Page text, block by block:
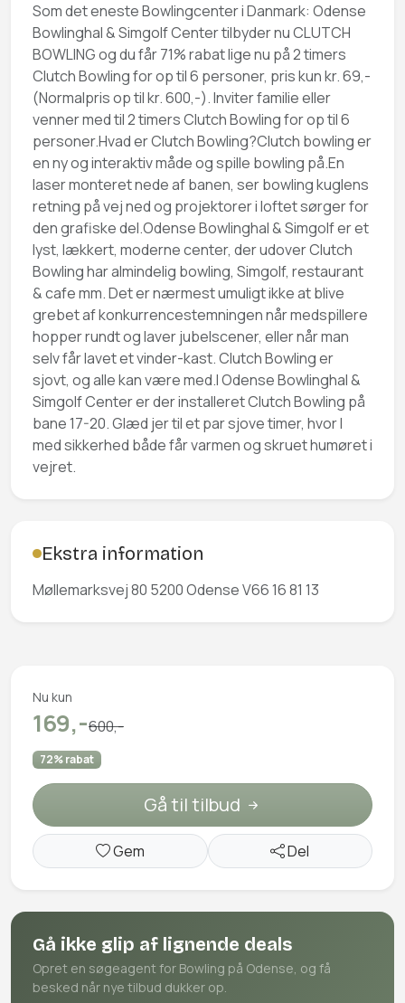
Som det eneste Bowlingcenter i Danmark: Odense
Bowlinghal & Simgolf Center tilbyder nu CLUTCH
BOWLING og du får 71% rabat lige nu på 2 timers
Clutch Bowling for op til 6 personer, pris kun kr. 69,-
(Normalpris op til kr. 600,-). Inviter familie eller
venner med til 2 timers Clutch Bowling for op til 6
personer.Hvad er Clutch Bowling?Clutch bowling er
en ny og interaktiv måde og spille bowling på.En
laser monteret nede af banen, ser bowling kuglens
retning på vej ned og projektorer i loftet sørger for
den grafiske del.Odense Bowlinghal & Simgolf er et
lyst, lækkert, moderne center, der udover Clutch
Bowling har almindelig bowling, Simgolf, restaurant
& cafe mm. Det er nærmest umuligt ikke at blive
grebet af konkurrencestemningen når medspillere
hopper rundt og laver jubelscener, eller når man
selv får lavet et vinder-kast. Clutch Bowling er
sjovt, og alle kan være med.I Odense Bowlinghal &
Simgolf Center er der installeret Clutch Bowling på
bane 17-20. Glæd jer til et par sjove timer, hvor I
med sikkerhed både får varmen og skruet humøret i
vejret.
Ekstra information
Møllemarksvej 80 5200 Odense V66 16 81 13
Nu kun
169,-600,-
72% rabat
Gå til tilbud
Gem Del
Gå ikke glip af lignende deals
Opret en søgeagent for Bowling på Odense, og få
besked når nye tilbud dukker op.